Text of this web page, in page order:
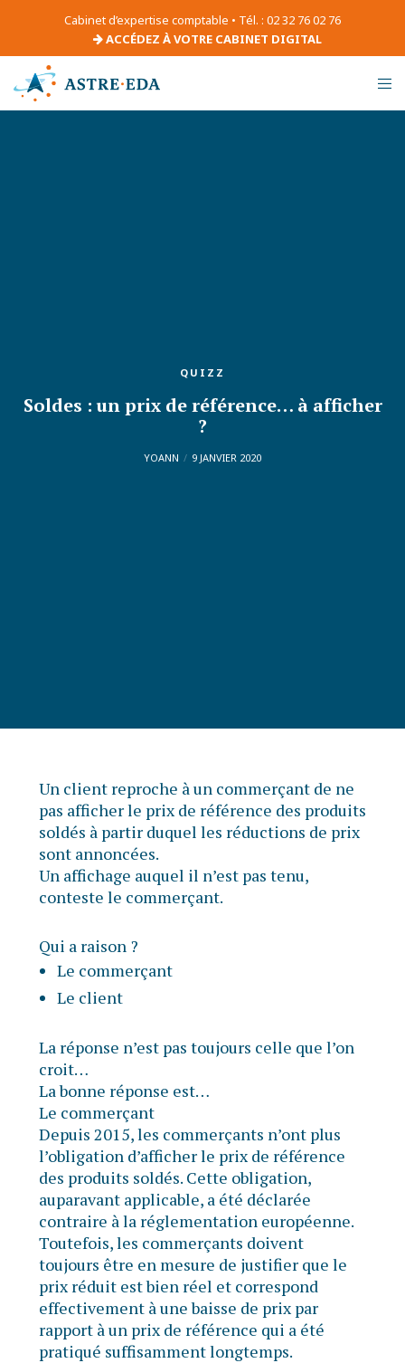
Cabinet d’expertise comptable • Tél. : 02 32 76 02 76
ACCÉDEZ À VOTRE CABINET DIGITAL
QUIZZ
Soldes : un prix de référence… à afficher
?
YOANN 9 JANVIER 2020
Un client reproche à un commerçant de ne
pas afficher le prix de référence des produits
soldés à partir duquel les réductions de prix
sont annoncées.
Un affichage auquel il n’est pas tenu,
conteste le commerçant.
Qui a raison ?
Le commerçant
Le client
La réponse n’est pas toujours celle que l’on
croit…
La bonne réponse est…
Le commerçant
Depuis 2015, les commerçants n’ont plus
l’obligation d’afficher le prix de référence
des produits soldés. Cette obligation,
auparavant applicable, a été déclarée
contraire à la réglementation européenne.
Toutefois, les commerçants doivent
toujours être en mesure de justifier que le
prix réduit est bien réel et correspond
effectivement à une baisse de prix par
rapport à un prix de référence qui a été
pratiqué suffisamment longtemps.